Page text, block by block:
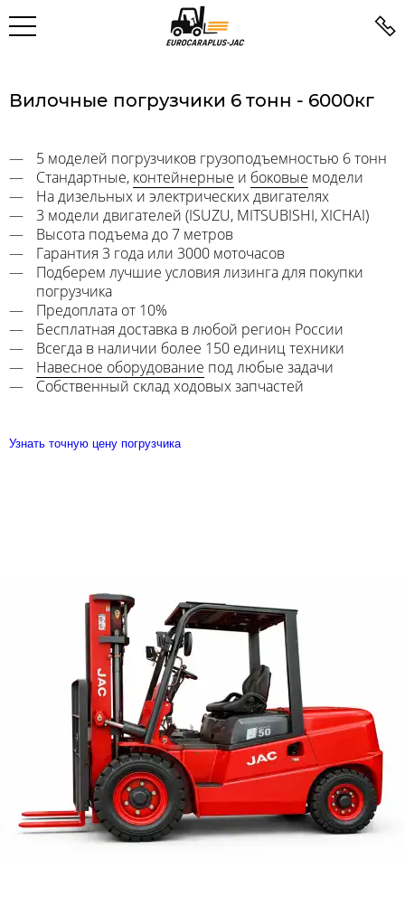
Вилочные погрузчики 6 тонн - 6000кг
5 моделей погрузчиков грузоподъемностью 6 тонн
Стандартные, контейнерные и боковые модели
На дизельных и электрических двигателях
3 модели двигателей (ISUZU, MITSUBISHI, XICHAI)
Высота подъема до 7 метров
Гарантия 3 года или 3000 моточасов
Подберем лучшие условия лизинга для покупки
погрузчика
Предоплата от 10%
Бесплатная доставка в любой регион России
Всегда в наличии более 150 единиц техники
Навесное оборудование под любые задачи
Собственный склад ходовых запчастей
Узнать точную цену погрузчика